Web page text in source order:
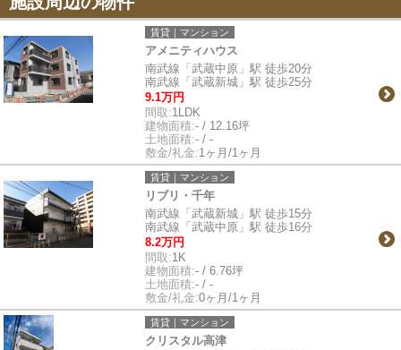
賃貸｜マンション
アメニティハウス
南武線「武蔵中原」駅 徒歩20分
南武線「武蔵新城」駅 徒歩25分
9.1万円
間取:1LDK
建物面積:- / 12.16坪
土地面積:- / -
敷金/礼金:1ヶ月/1ヶ月
賃貸｜マンション
リブリ・千年
南武線「武蔵新城」駅 徒歩15分
南武線「武蔵中原」駅 徒歩16分
8.2万円
間取:1K
建物面積:- / 6.76坪
土地面積:- / -
敷金/礼金:0ヶ月/1ヶ月
賃貸｜マンション
クリスタル高津